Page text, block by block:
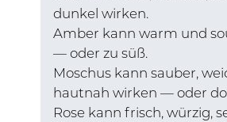
dunkel wirken.
Amber kann warm und
— oder zu süß.
Moschus kann sauber,
hautnah wirken — oder
Rose kann frisch, würzig,